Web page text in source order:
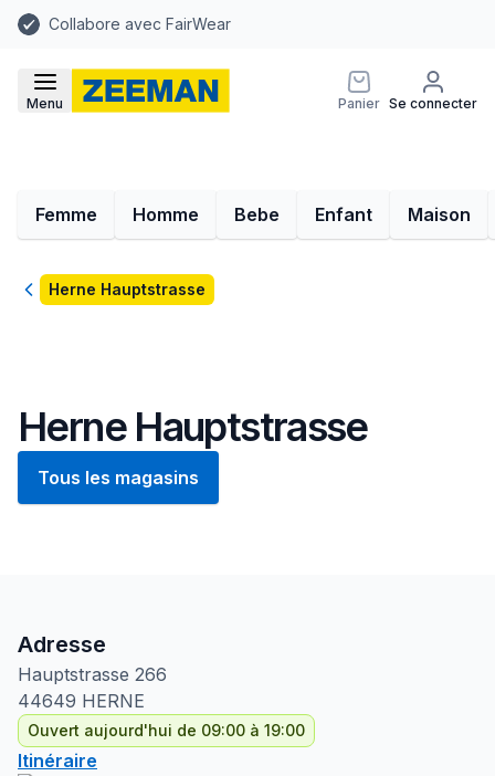
Collabore avec FairWear
Menu Panier Se connecter
Femme Homme Bebe Enfant Maison
RetourHerne Hauptstrasse
Herne Hauptstrasse
Tous les magasins
Adresse
Hauptstrasse 266
44649 HERNE
Ouvert aujourd'hui de 09:00 à 19:00
Itinéraire